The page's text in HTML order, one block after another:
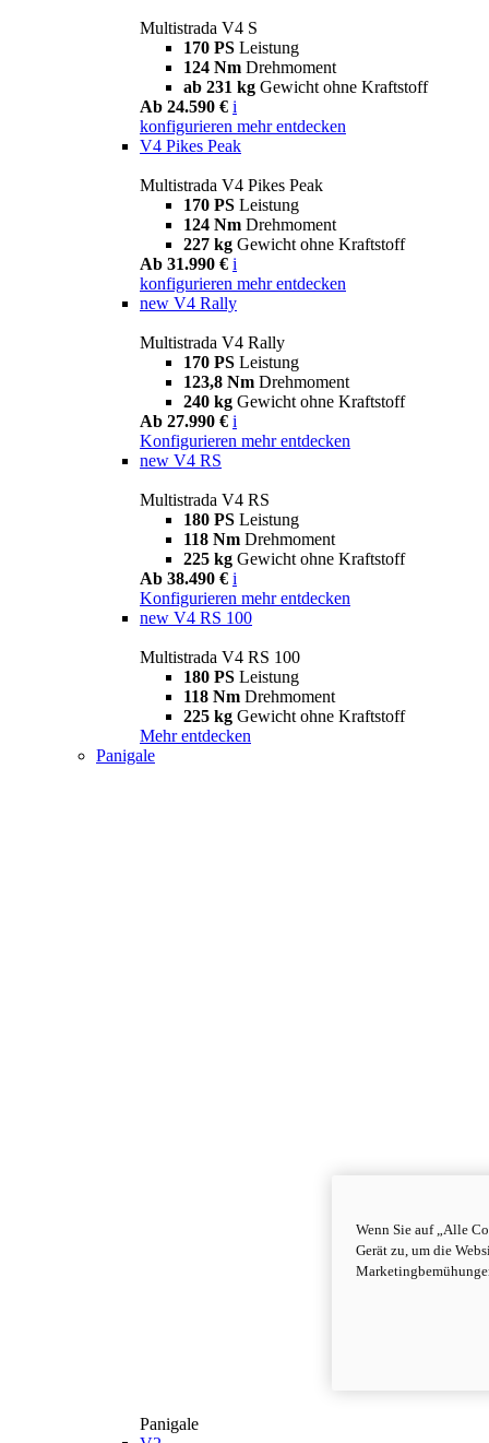
Multistrada V4 S
170 PS Leistung
124 Nm Drehmoment
ab 231 kg Gewicht ohne Kraftstoff
Ab 24.590 € i
konfigurieren mehr entdecken
V4 Pikes Peak
Multistrada V4 Pikes Peak
170 PS Leistung
124 Nm Drehmoment
227 kg Gewicht ohne Kraftstoff
Ab 31.990 € i
konfigurieren mehr entdecken
new V4 Rally
Multistrada V4 Rally
170 PS Leistung
123,8 Nm Drehmoment
240 kg Gewicht ohne Kraftstoff
Ab 27.990 € i
Konfigurieren mehr entdecken
new V4 RS
Multistrada V4 RS
180 PS Leistung
118 Nm Drehmoment
225 kg Gewicht ohne Kraftstoff
Ab 38.490 € i
Konfigurieren mehr entdecken
new V4 RS 100
Multistrada V4 RS 100
180 PS Leistung
118 Nm Drehmoment
225 kg Gewicht ohne Kraftstoff
Mehr entdecken
Panigale
Panigale
Wenn Sie auf „Alle
Gerät zu, um die